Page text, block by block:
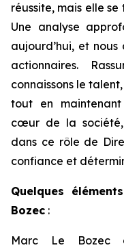
réussite, mais elle
Une analyse
aujourd’hui, et
actionnaires.
connaissons le
tout en maintenant
cœur de la société,
dans ce rôle de
confiance et
Quelques
Bozec :
Marc Le Bozec